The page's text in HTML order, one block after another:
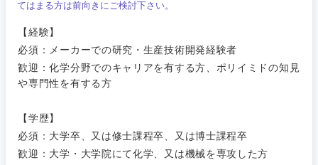
てはまる方は前向きにご検討下さい。
【経験】
必須：メーカーでの研究・生産技術開発経験者
歓迎：化学分野でのキャリアを有する方、ポリイミドの知見
や専門性を有する方
【学歴】
必須：大学卒、又は修士課程卒、又は博士課程卒
歓迎：大学・大学院にて化学、又は機械を専攻した方
技術職
（IT）、
Webサー
ム
技術職
技術職（モノづくり）
金融専門職
メディカル
不動産専門職
建設・施工管理
小売・通販・外食
IT・通信
コンサル・シンクタンク
完全週休2日制 社宅・家賃補助有